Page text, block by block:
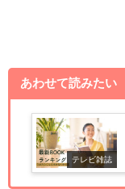
あわせて読みたい
テレビ雑誌